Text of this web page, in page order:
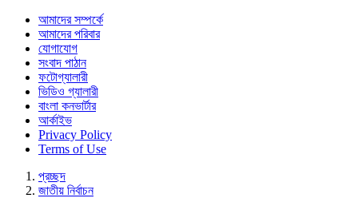
আমাদের সম্পর্কে
আমাদের পরিবার
যোগাযোগ
সংবাদ পাঠান
ফটোগ্যালারী
ভিডিও গ্যালারী
বাংলা কনভার্টার
আর্কাইভ
Privacy Policy
Terms of Use
প্রচ্ছদ
জাতীয় নির্বাচন